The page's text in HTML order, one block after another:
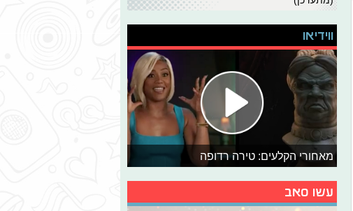
ווידיאו
מאחורי הקלעים: טירה רדופה
עשו סאב